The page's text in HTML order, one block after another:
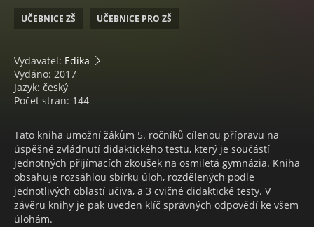
UČEBNICE ZŠ UČEBNICE PRO ZŠ
Vydavatel: Edika
Vydáno: 2017
Jazyk: český
Počet stran: 144
Tato kniha umožní žákům 5. ročníků cílenou přípravu na
úspěšné zvládnutí didaktického testu, který je součástí
jednotných přijímacích zkoušek na osmiletá gymnázia. Kniha
obsahuje rozsáhlou sbírku úloh, rozdělených podle
jednotlivých oblastí učiva, a 3 cvičné didaktické testy. V
závěru knihy je pak uveden klíč správných odpovědí ke všem
úlohám.